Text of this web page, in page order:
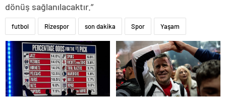
dönüş sağlanılacaktır.”
futbol Rizespor son dakika Spor Yaşam